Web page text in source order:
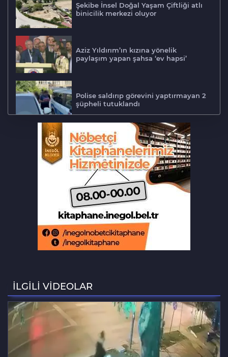
Şekibe İnsel Doğal Yaşam Çiftliği atlı
binicilik merkezi oluyor
Aziz Yıldırım’ın kızına yönelik
paylaşım yapan şahsa ‘ev hapsi’
Polise saldırıp görevini yaptırmayan 2
şüpheli tutuklandı
Tarihi eser kaçakçısı Bursa'da sert
kayaya çarptı
‘Hayat 112 Acil’ mobil uygulaması
kamu spotu yayında
Bursa ekonomisinde tarihi dönüşüm
hamlesi resmen başladı
savaş alanına çevirdi
Bursa'daki feci kazada bir kurtuluş, bir
İLGİLİ VİDEOLAR